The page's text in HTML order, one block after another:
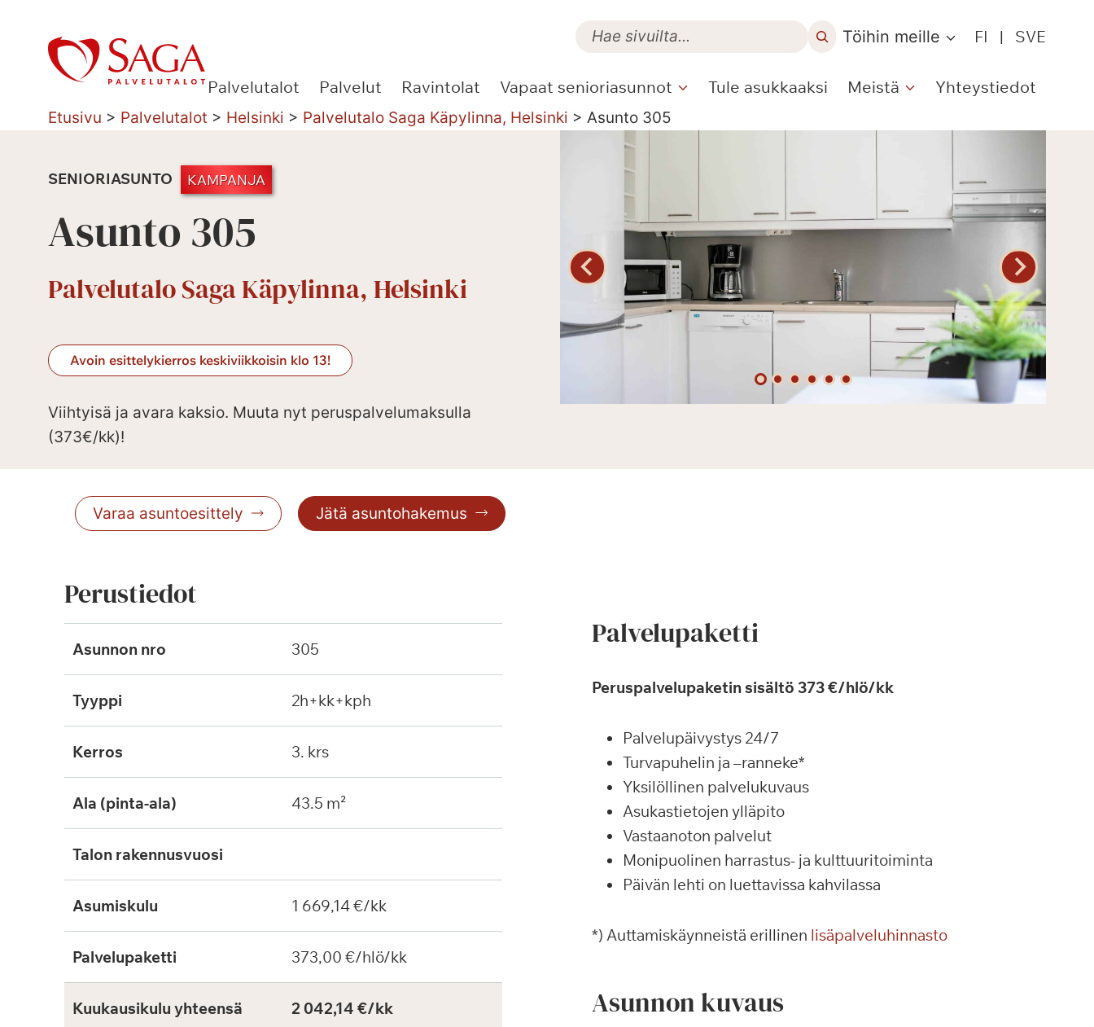
sisältöön
Töihin meille FI | SVE
Palvelutalot Palvelut Ravintolat Vapaat senioriasunnot Tule asukkaaksi Meistä Yhteystiedot
Etusivu > Palvelutalot > Helsinki > Palvelutalo Saga Käpylinna, Helsinki > Asunto 305
SENIORIASUNTO KAMPANJA
Asunto 305
Palvelutalo Saga Käpylinna, Helsinki
Avoin esittelykierros keskiviikkoisin klo 13!
Viihtyisä ja avara kaksio. Muuta nyt peruspalvelumaksulla
(373€/kk)!
Varaa asuntoesittely Jätä asuntohakemus
Perustiedot
Asunnon nro 305
Tyyppi 2h+kk+kph
Kerros 3. krs
Ala (pinta-ala) 43.5 m²
Talon rakennusvuosi
Asumiskulu 1 669,14 €/kk
Palvelupaketti 373,00 €/hlö/kk
Kuukausikulu yhteensä 2 042,14 €/kk
Palvelupaketti
Peruspalvelupaketin sisältö 373 €/hlö/kk
Palvelupäivystys 24/7
Turvapuhelin ja –ranneke*
Yksilöllinen palvelukuvaus
Asukastietojen ylläpito
Vastaanoton palvelut
Monipuolinen harrastus- ja kulttuuritoiminta
Päivän lehti on luettavissa kahvilassa
*) Auttamiskäynneistä erillinen lisäpalveluhinnasto
Asunnon kuvaus